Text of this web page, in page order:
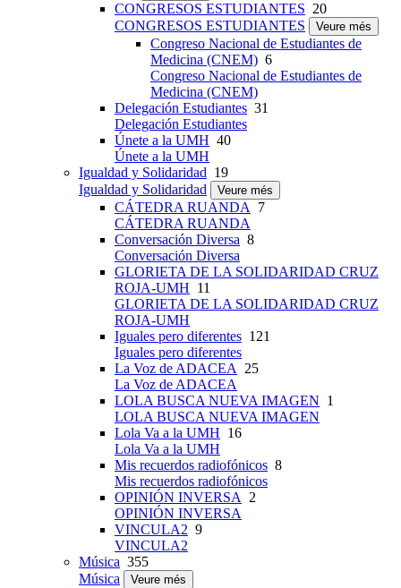
CONGRESOS ESTUDIANTES 20
CONGRESOS ESTUDIANTES
Veure més
Congreso Nacional de Estudiantes de
Medicina (CNEM) 6
Congreso Nacional de Estudiantes de
Medicina (CNEM)
Delegación Estudiantes 31
Delegación Estudiantes
Únete a la UMH 40
Únete a la UMH
Igualdad y Solidaridad 19
Igualdad y Solidaridad
Veure més
CÁTEDRA RUANDA
7
CÁTEDRA RUANDA
Conversación Diversa 8
Conversación Diversa
GLORIETA DE LA SOLIDARIDAD CRUZ
ROJA-UMH 11
GLORIETA DE LA SOLIDARIDAD CRUZ
ROJA-UMH
Iguales pero diferentes 121
Iguales pero diferentes
La Voz de ADACEA
25
La Voz de ADACEA
LOLA BUSCA NUEVA IMAGEN 1
LOLA BUSCA NUEVA IMAGEN
Lola Va a la UMH 16
Lola Va a la UMH
Mis recuerdos radiofónicos 8
Mis recuerdos radiofónicos
OPINIÓN INVERSA
2
OPINIÓN INVERSA
VINCULA2 9
VINCULA2
Música 355
Música
Veure més